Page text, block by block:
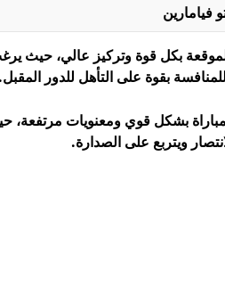
فيامارين
بكل قوة وتركيز عالي، حيث
بقوة على التأهل للدور المقبل.
بشكل قوي ومعنويات
ويتربع على الصدارة.